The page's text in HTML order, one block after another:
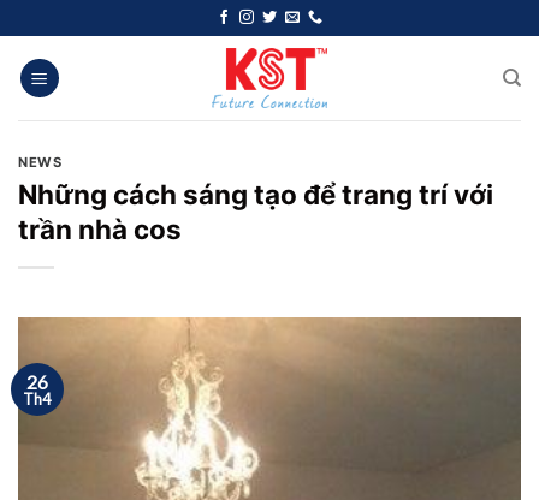
đến
nội
dung
NEWS
Những cách sáng tạo để trang trí với
trần nhà cos
26
Th4